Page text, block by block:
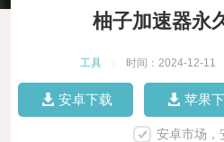
柚子加速器永
工具 时间：2024-12-11
安卓下载 苹果
安卓市场，